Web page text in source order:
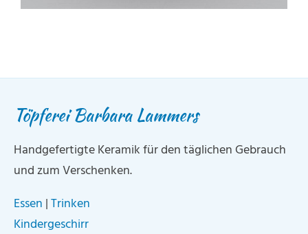
Töpferei Barbara Lammers
Handgefertigte Keramik für den täglichen Gebrauch
und zum Verschenken.
Essen |Trinken
Kindergeschirr